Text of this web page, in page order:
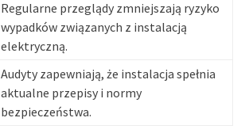
Regularne przeglądy zmniejszają ryzyko
wypadków związanych z instalacją
elektryczną.
Audyty zapewniają, że instalacja spełnia
aktualne przepisy i normy
bezpieczeństwa.